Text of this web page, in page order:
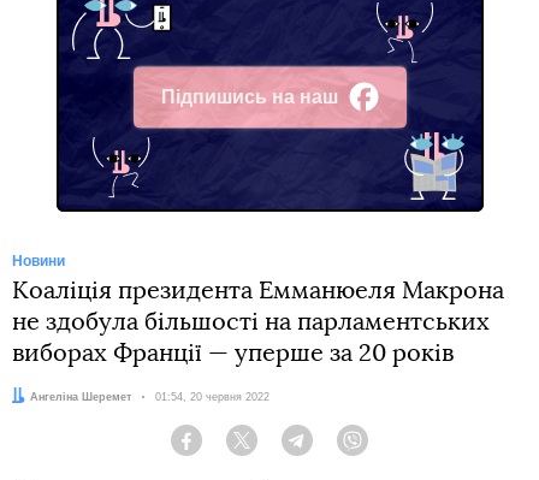
Підпишись на наш
Facebook
Новини
Коаліція президента Емманюеля Макрона
не здобула більшості на парламентських
виборах Франції — уперше за 20 років
Автор:
Ангеліна Шеремет Дата:
01:54, 20 червня 2022
Facebook Twitter Telegram